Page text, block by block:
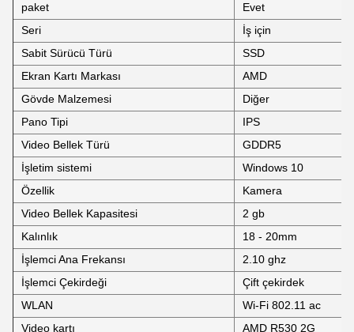
paket
Evet
Seri
İş için
Sabit Sürücü Türü
SSD
Ekran Kartı Markası
AMD
Gövde Malzemesi
Diğer
Pano Tipi
IPS
Video Bellek Türü
GDDR5
İşletim sistemi
Windows 10
Özellik
Kamera
Video Bellek Kapasitesi
2 gb
Kalınlık
18 - 20mm
İşlemci Ana Frekansı
2.10 ghz
İşlemci Çekirdeği
Çift çekirdek
WLAN
Wi-Fi 802.11 ac
Video kartı
AMD R530 2G